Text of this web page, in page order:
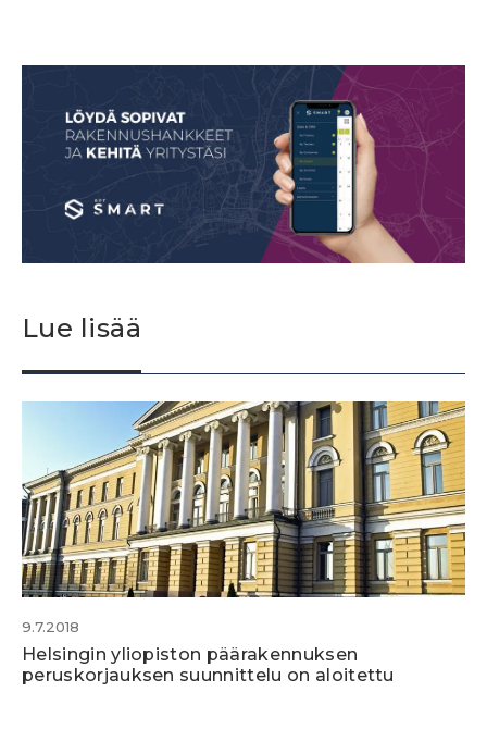
Lue lisää
9.7.2018
Helsingin yliopiston päärakennuksen
peruskorjauksen suunnittelu on aloitettu